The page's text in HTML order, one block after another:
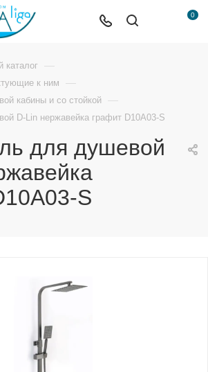
0
каталог —
к ним —
кабины и со стойкой —
D-Lin нержавейка графит D10A03-S
для душевой
S